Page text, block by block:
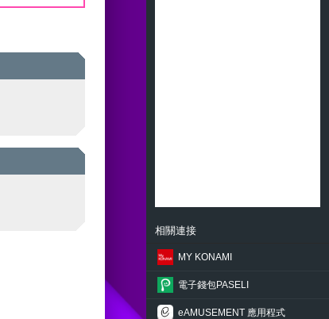
相關連接
MY KONAMI
電子錢包PASELI
eAMUSEMENT 應用程式